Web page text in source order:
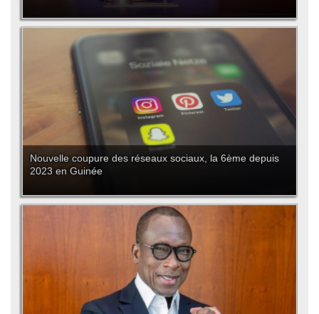
Nouvelle coupure des réseaux sociaux, la 6ème depuis
2023 en Guinée